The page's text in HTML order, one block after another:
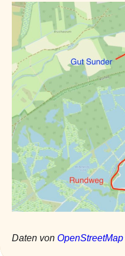
Daten von OpenStreetMap